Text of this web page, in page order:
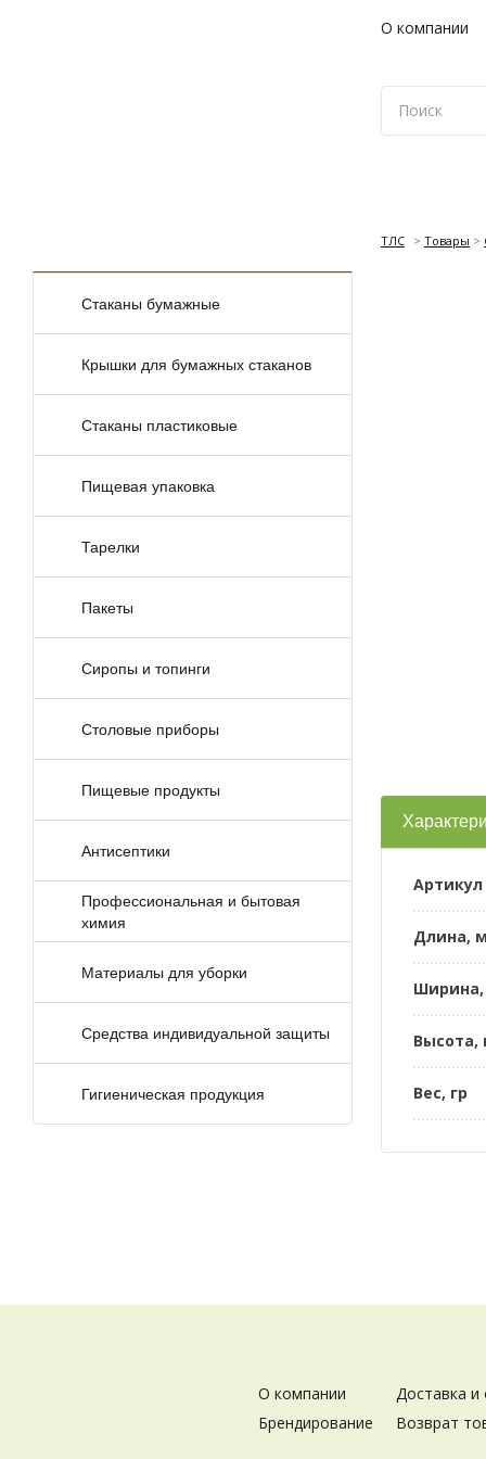
Стаканы бумажные
Крышки для бумажных стаканов
Стаканы пластиковые
Пищевая упаковка
Тарелки
Пакеты
Сиропы и топинги
Столовые приборы
Пищевые продукты
Антисептики
Профессиональная и бытовая
химия
Материалы для уборки
Средства индивидуальной защиты
Гигиеническая продукция
О компании
ТЛС > Товары >
Артикул
Длина,
Вес, гр
О компании
Брендирование
Доставка и
Возврат